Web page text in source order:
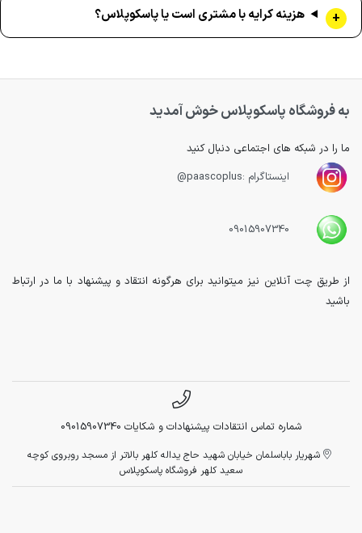
هزینه کرایه با مشتری است یا پاسکوپلاس؟
به فروشگاه پاسکوپلاس خوش آمدید
ما را در شبکه های اجتماعی دنبال کنید
اینستاگرام :paascoplus@
09015907340
از طریق چت آنلاین نیز میتوانید برای هرگونه انتقاد و پیشنهاد با ما در ارتباط
باشید
شماره تماس انتقادات پیشنهادات و شکایات 09015907340
شهریار باباسلمان خیابان شهید حاج یداله کلهر بالاتر از مسجد روبروی کوچه
سعید کلهر فروشگاه پاسکوپلاس